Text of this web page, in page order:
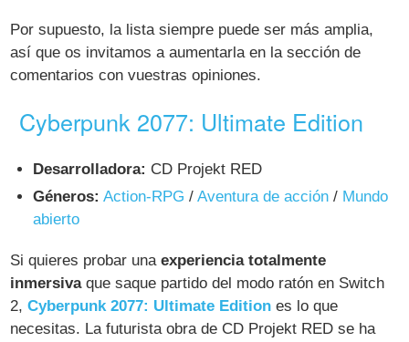
Por supuesto, la lista siempre puede ser más amplia,
así que os invitamos a aumentarla en la sección de
comentarios con vuestras opiniones.
Cyberpunk 2077: Ultimate Edition
Desarrolladora: CD Projekt RED
Géneros: Action-RPG /Aventura de acción / Mundo
abierto
Si quieres probar unaexperiencia totalmente
inmersivaque saque partido del modo ratón en Switch
2,Cyberpunk 2077: Ultimate Edition es lo que
necesitas. La futurista obra de CD Projekt RED se ha